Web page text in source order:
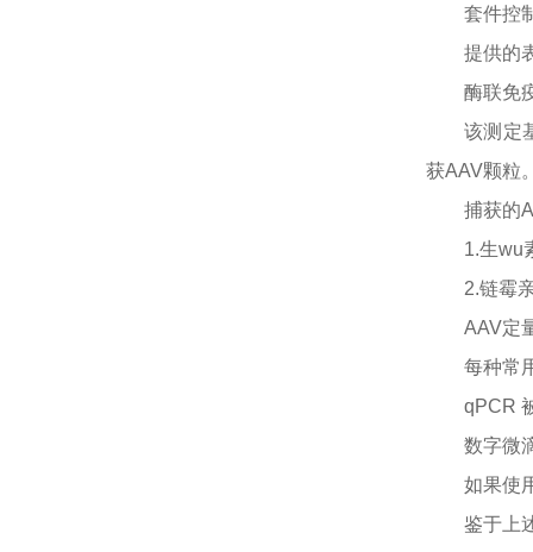
套件控
提供的
酶联免
该测定
获AAV颗粒
捕获的
1.生wu
2.链霉
AAV定
每种常
qPCR
数字微
如果使
鉴于上